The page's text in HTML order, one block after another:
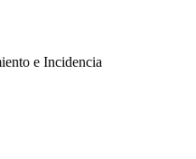
e Incidencia